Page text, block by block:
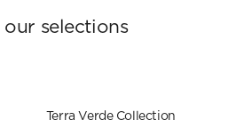
our selections
Terra Verde Collection